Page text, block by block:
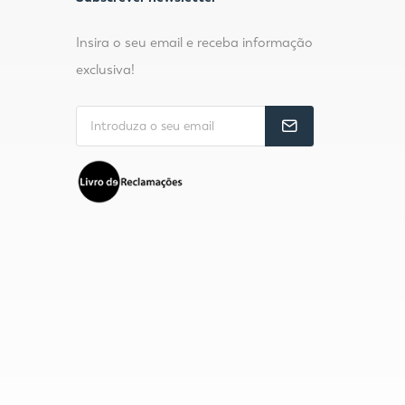
Insira o seu email e receba informação
exclusiva!